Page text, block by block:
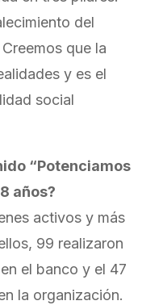
del
que la
y es el
social
“Potenciamos
años?
activos y más
99 realizaron
el banco y el 47
la organización.